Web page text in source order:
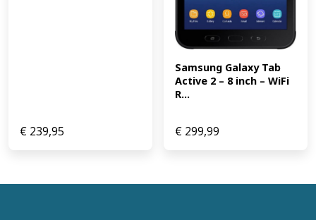
€ 239,95
Samsung Galaxy Tab
Active 2 – 8 inch – WiFi
R...
€ 299,99